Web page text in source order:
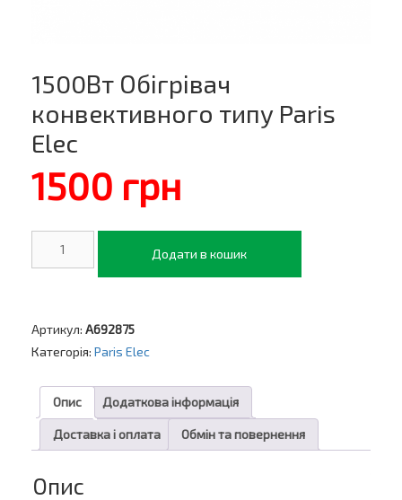
1500Вт Обігрівач
конвективного типу Paris
Elec
1500 грн
Обігрівач
конвективного
Elec
кількість
Додати в кошик
Артикул: A692875
Категорія: Paris Elec
Опис Додаткова інформація
Доставка і оплата Обмін та повернення
Опис